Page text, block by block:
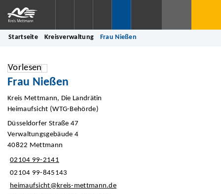
Startseite Kreisverwaltung Frau Nießen
Vorlesen
Frau Nießen
Kreis Mettmann, Die Landrätin
Heimaufsicht (WTG-Behörde)
Düsseldorfer Straße 47
Verwaltungsgebäude 4
40822 Mettmann
02104 99-2141
02104 99-845143
heimaufsicht@kreis-mettmann.de